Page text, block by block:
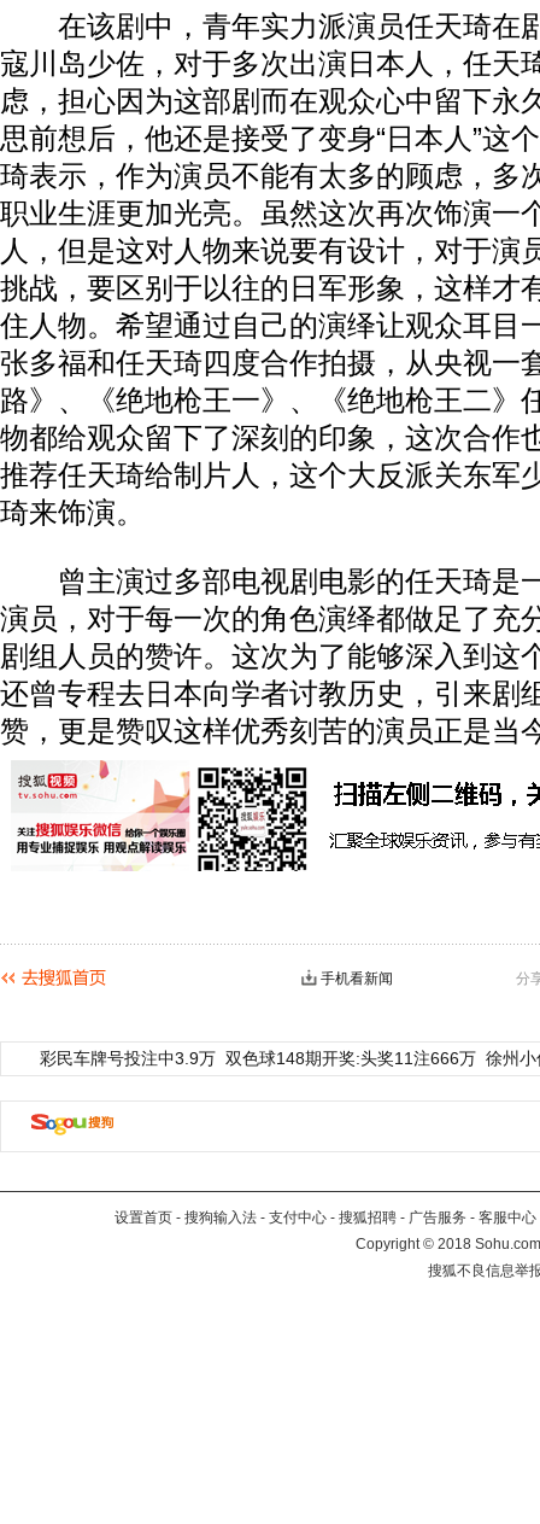
在该剧中，青年实力派演员任天琦在
寇川岛少佐，对于多次出演日本人，任天
虑，担心因为这部剧而在观众心中留下永
思前想后，他还是接受了变身“日本人”这
琦表示，作为演员不能有太多的顾虑，多
职业生涯更加光亮。虽然这次再次饰演一
人，但是这对人物来说要有设计，对于演
挑战，要区别于以往的日军形象，这样才
住人物。希望通过自己的演绎让观众耳目
张多福和任天琦四度合作拍摄，从央视一
路》、《绝地枪王一》、《绝地枪王二》
物都给观众留下了深刻的印象，这次合作
推荐任天琦给制片人，这个大反派关东军
琦来饰演。
曾主演过多部电视剧电影的任天琦是
演员，对于每一次的角色演绎都做足了充
剧组人员的赞许。这次为了能够深入到这
还曾专程去日本向学者讨教历史，引来剧
赞，更是赞叹这样优秀刻苦的演员正是当
分
手机看新闻
彩民车牌号投注中3.9万 双色球148期开奖:头奖11注666万 徐州
设置首页 - 搜狗输入法 - 支付中心 - 搜狐招聘 - 广告服务 - 客服中心
Copyright©2018
搜狐不良信息举